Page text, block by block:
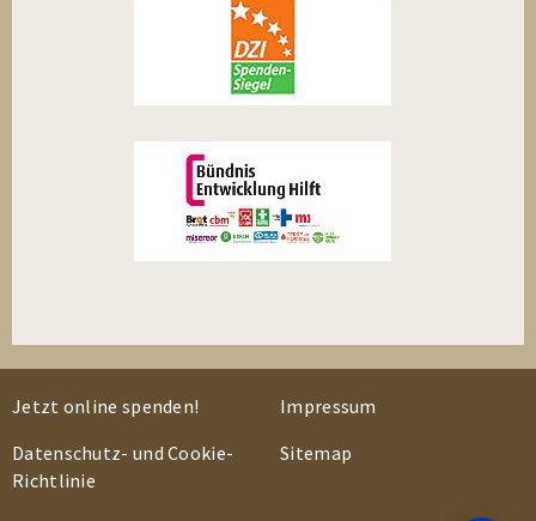
Jetzt online spenden!
Impressum
Datenschutz- und Cookie-
Richtlinie
Sitemap